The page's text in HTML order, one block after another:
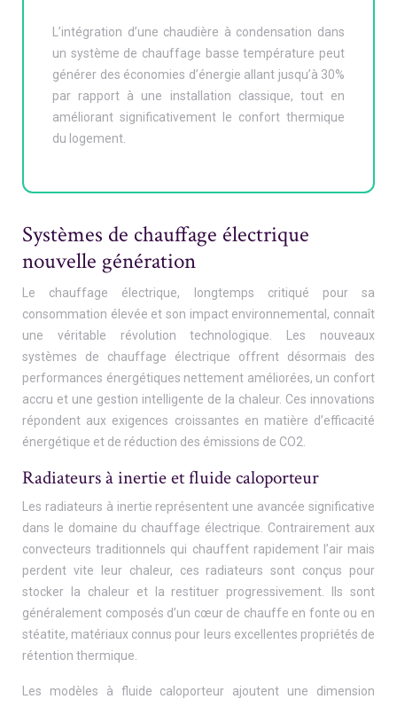
L’intégration d’une chaudière à condensation dans
un système de chauffage basse température peut
générer des économies d’énergie allant jusqu’à 30%
par rapport à une installation classique, tout en
améliorant significativement le confort thermique
du logement.
Systèmes de chauffage électrique
nouvelle génération
Le chauffage électrique, longtemps critiqué pour sa
consommation élevée et son impact environnemental, connaît
une véritable révolution technologique. Les nouveaux
systèmes de chauffage électrique offrent désormais des
performances énergétiques nettement améliorées, un confort
accru et une gestion intelligente de la chaleur. Ces innovations
répondent aux exigences croissantes en matière d’efficacité
énergétique et de réduction des émissions de CO2.
Radiateurs à inertie et fluide caloporteur
Les radiateurs à inertie représentent une avancée significative
dans le domaine du chauffage électrique. Contrairement aux
convecteurs traditionnels qui chauffent rapidement l’air mais
perdent vite leur chaleur, ces radiateurs sont conçus pour
stocker la chaleur et la restituer progressivement. Ils sont
généralement composés d’un cœur de chauffe en fonte ou en
stéatite, matériaux connus pour leurs excellentes propriétés de
rétention thermique.
Les modèles à fluide caloporteur ajoutent une dimension